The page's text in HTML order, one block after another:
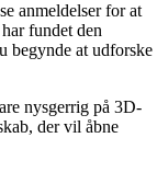
anmeldelser for at
fundet den
begynde at udforske
nysgerrig på 3D-
der vil åbne